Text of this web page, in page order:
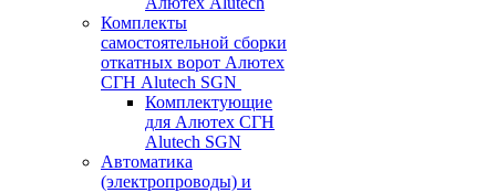
Комплекты
самостоятельной сборки
откатных ворот Алютех
СГН Alutech SGN
Комплектующие
для Алютех СГН
Alutech SGN
Автоматика
(электропроводы) и